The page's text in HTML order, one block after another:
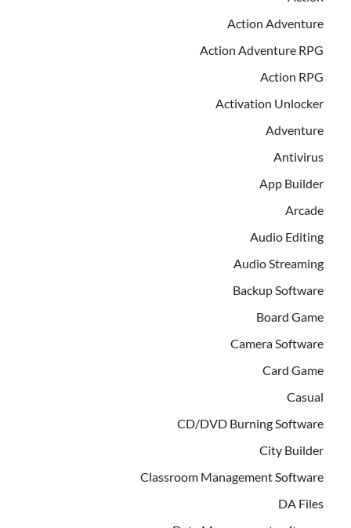
Action Adventure
Action Adventure RPG
Action RPG
Activation Unlocker
Adventure
Antivirus
App Builder
Arcade
Audio Editing
Audio Streaming
Backup Software
Board Game
Camera Software
Card Game
Casual
CD/DVD Burning Software
City Builder
Classroom Management Software
DA Files